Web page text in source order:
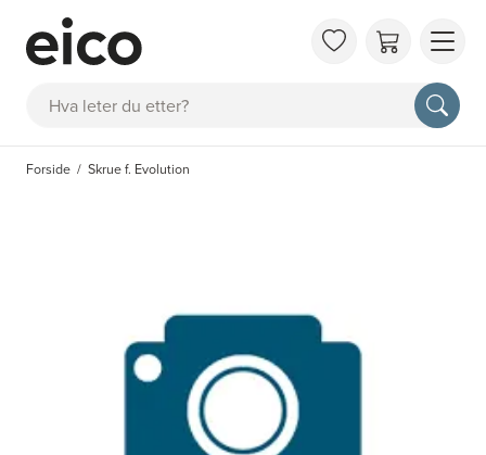
Søk
OM
FAQ
Forside Skrue f. Evolution